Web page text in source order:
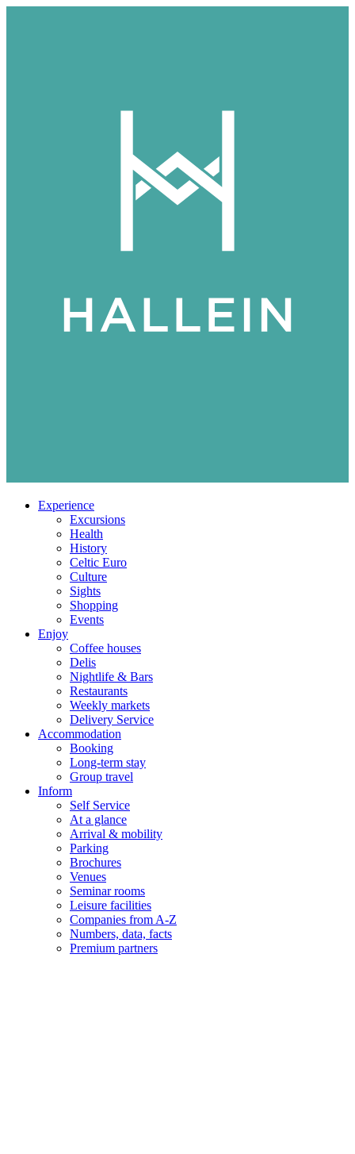
Experience
Excursions
Health
History
Celtic Euro
Culture
Sights
Shopping
Events
Enjoy
Coffee houses
Delis
Nightlife & Bars
Restaurants
Weekly markets
Delivery Service
Accommodation
Booking
Long-term stay
Group travel
Inform
Self Service
At a glance
Arrival & mobility
Parking
Brochures
Venues
Seminar rooms
Leisure facilities
Companies from A-Z
Numbers, data, facts
Premium partners